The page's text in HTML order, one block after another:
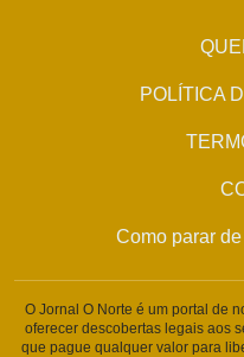
POLÍTICA
Como parar
O Jornal O Norte é um portal de
oferecer descobertas legais aos
que pague qualquer valor para